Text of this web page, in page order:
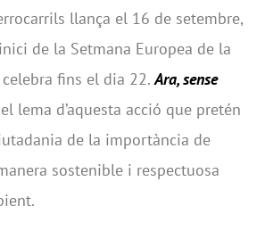
llança el 16 de setembre,
de la Setmana Europea de la
fins el dia 22.Ara, sense
lema d’aquesta acció que pretén
de la importància de
sostenible i respectuosa